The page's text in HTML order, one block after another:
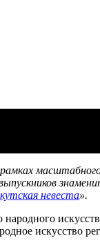
невеста».
искусство